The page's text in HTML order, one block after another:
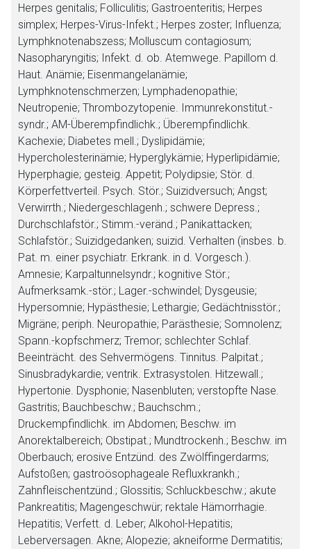
Herpes genitalis; Folliculitis; Gastroenteritis; Herpes
simplex; Herpes-Virus-Infekt.; Herpes zoster; Influenza;
Lymphknotenabszess; Molluscum contagiosum;
Nasopharyngitis; Infekt. d. ob. Atemwege. Papillom d.
Haut. Anämie; Eisenmangelanämie;
Lymphknotenschmerzen; Lymphadenopathie;
Neutropenie; Thrombozytopenie. Immunrekonstitut.-
syndr.; AM-Überempfindlichk.; Überempfindlichk.
Kachexie; Diabetes mell.; Dyslipidämie;
Hypercholesterinämie; Hyperglykämie; Hyperlipidämie;
Hyperphagie; gesteig. Appetit; Polydipsie; Stör. d.
Körperfettverteil. Psych. Stör.; Suizidversuch; Angst;
Verwirrth.; Niedergeschlagenh.; schwere Depress.;
Durchschlafstör.; Stimm.-veränd.; Panikattacken;
Schlafstör.; Suizidgedanken; suizid. Verhalten (insbes. b.
Pat. m. einer psychiatr. Erkrank. in d. Vorgesch.).
Amnesie; Karpaltunnelsyndr.; kognitive Stör.;
Aufmerksamk.-stör.; Lager.-schwindel; Dysgeusie;
Hypersomnie; Hypästhesie; Lethargie; Gedächtnisstör.;
Migräne; periph. Neuropathie; Parästhesie; Somnolenz;
Spann.-kopfschmerz; Tremor; schlechter Schlaf.
Beeinträcht. des Sehvermögens. Tinnitus. Palpitat.;
Sinusbradykardie; ventrik. Extrasystolen. Hitzewall.;
Hypertonie. Dysphonie; Nasenbluten; verstopfte Nase.
Gastritis; Bauchbeschw.; Bauchschm.;
Druckempfindlichk. im Abdomen; Beschw. im
Anorektalbereich; Obstipat.; Mundtrockenh.; Beschw. im
Oberbauch; erosive Entzünd. des Zwölffingerdarms;
Aufstoßen; gastroösophageale Refluxkrankh.;
Zahnfleischentzünd.; Glossitis; Schluckbeschw.; akute
Pankreatitis; Magengeschwür; rektale Hämorrhagie.
Hepatitis; Verfett. d. Leber; Alkohol-Hepatitis;
Leberversagen. Akne; Alopezie; akneiforme Dermatitis;